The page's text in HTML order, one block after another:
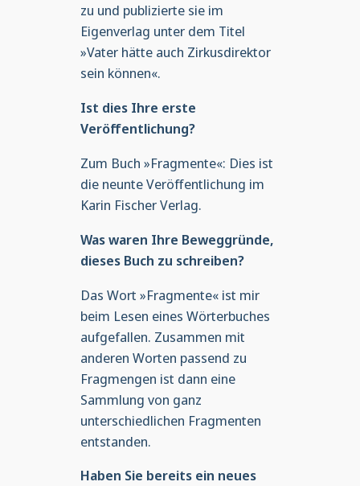
zu und publizierte sie im
Eigenverlag unter dem Titel
»Vater hätte auch Zirkusdirektor
sein können«.
Ist dies Ihre erste
Veröffentlichung?
Zum Buch »Fragmente«: Dies ist
die neunte Veröffentlichung im
Karin Fischer Verlag.
Was waren Ihre Beweggründe,
dieses Buch zu schreiben?
Das Wort »Fragmente« ist mir
beim Lesen eines Wörterbuches
aufgefallen. Zusammen mit
anderen Worten passend zu
Fragmengen ist dann eine
Sammlung von ganz
unterschiedlichen Fragmenten
entstanden.
Haben Sie bereits ein neues